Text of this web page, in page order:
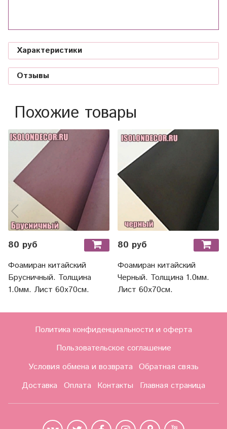
Характеристики
Отзывы
Похожие товары
80 руб
Фоамиран китайский
Брусничный. Толщина
1.0мм. Лист 60х70см.
80 руб
Фоамиран китайский
Черный. Толщина 1.0мм.
Лист 60х70см.
Политика конфиденциальности и оферта
Пользовательское соглашение
Условия обмена и возврата Обратная связь
Доставка
Оплата Контакты Главная страница